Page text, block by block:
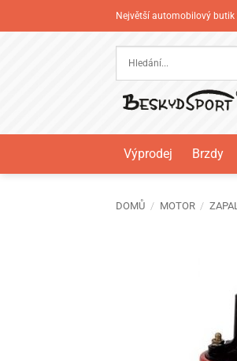
na
Největší automobilový butik
Výprodej Brzdy
DOMŮ / MOTOR /